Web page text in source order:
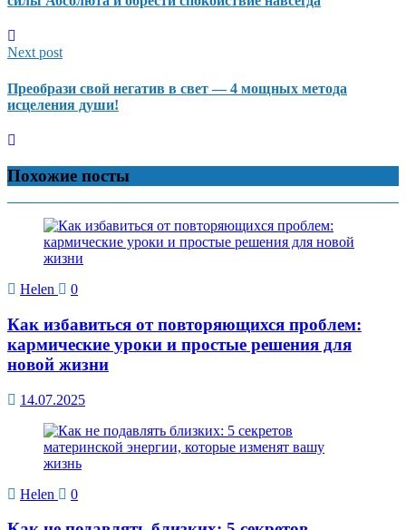
Next post
Преобрази свой негатив в свет — 4 мощных метода
исцеления души!
Похожие посты
Helen 0
Как избавиться от повторяющихся проблем:
кармические уроки и простые решения для
новой жизни
14.07.2025
Helen 0